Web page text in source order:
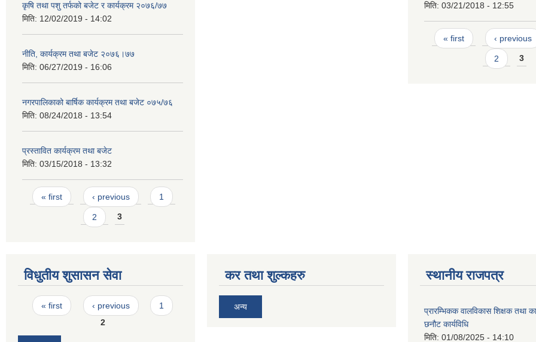
कृषि तथा पशु तर्फको बजेट र कार्यक्रम २०७६/७७
मिति: 12/02/2019 - 14:02
नीति, कार्यक्रम तथा बजेट २०७६।७७
मिति: 06/27/2019 - 16:06
नगरपालिकाको बार्षिक कार्यक्रम तथा बजेट ०७५/७६
मिति: 08/24/2018 - 13:54
प्रस्तावित कार्यक्रम तथा बजेट
मिति: 03/15/2018 - 13:32
Pages
« first ‹ previous 1
2 3
मिति: 03/21/2018 - 12:55
Pages
« first ‹ previous
2 3
विधुतीय शुसासन सेवा
Pages
« first ‹ previous
1
2
कर तथा शुल्कहरु
अन्य
स्थानीय राजपत्र
प्रारम्भिकक वालविकास शिक्षक तथा
छनौट कार्यविधि
मिति: 01/08/2025 - 14:10